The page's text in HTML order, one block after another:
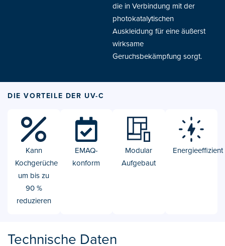
die in Verbindung mit der
photokatalytischen
Auskleidung für eine äußerst
wirksame
Geruchsbekämpfung sorgt.
DIE VORTEILE DER UV-C
Kann
Kochgerüche
um bis zu
90 %
reduzieren
EMAQ-
konform
Modular
Aufgebaut
Energieeffizient
Technische Daten